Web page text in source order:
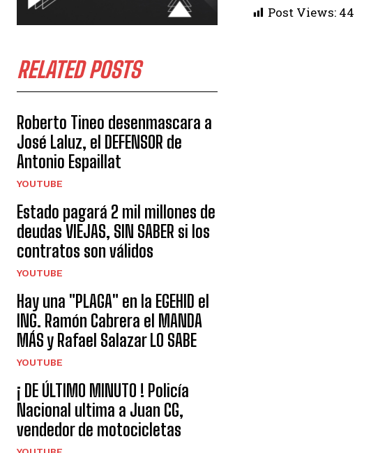
RELATED POSTS
Roberto Tineo desenmascara a
José Laluz, el DEFENSOR de
Antonio Espaillat
YOUTUBE
Estado pagará 2 mil millones de
deudas VIEJAS, SIN SABER si los
contratos son válidos
YOUTUBE
Hay una "PLAGA" en la EGEHID el
ING. Ramón Cabrera el MANDA
MÁS y Rafael Salazar LO SABE
YOUTUBE
¡ DE ÚLTIMO MINUTO ! Policía
Nacional ultima a Juan CG,
vendedor de motocicletas
Post Views: 44